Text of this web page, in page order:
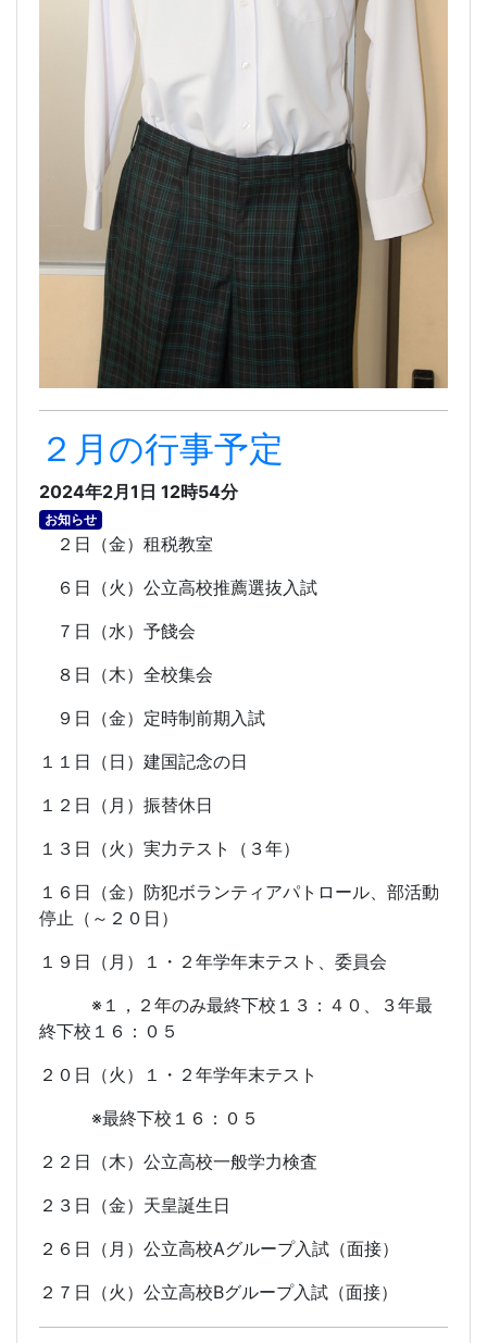
２月の行事予定
2024年2月1日 12時54分
お知らせ
２日（金）租税教室
６日（火）公立高校推薦選抜入試
７日（水）予餞会
８日（木）全校集会
９日（金）定時制前期入試
１１日（日）建国記念の日
１２日（月）振替休日
１３日（火）実力テスト（３年）
１６日（金）防犯ボランティアパトロール、部活動
停止（～２０日）
１９日（月）１・２年学年末テスト、委員会
※１，２年のみ最終下校１３：４０、３年最
終下校１６：０５
２０日（火）１・２年学年末テスト
※最終下校１６：０５
２２日（木）公立高校一般学力検査
２３日（金）天皇誕生日
２６日（月）公立高校Aグループ入試（面接）
２７日（火）公立高校Bグループ入試（面接）